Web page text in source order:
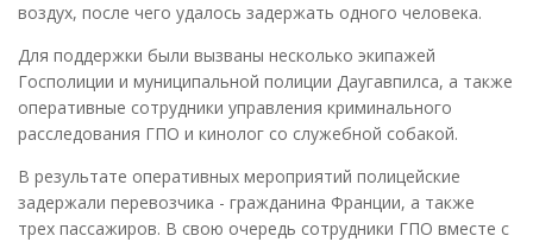
воздух, после чего удалось задержать одного человека.
Для поддержки были вызваны несколько экипажей
Госполиции и муниципальной полиции Даугавпилса, а также
оперативные сотрудники управления криминального
расследования ГПО и кинолог со служебной собакой.
В результате оперативных мероприятий полицейские
задержали перевозчика - гражданина Франции, а также
трех пассажиров. В свою очередь сотрудники ГПО вместе с